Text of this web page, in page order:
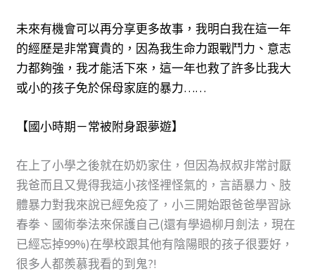
未來有機會可以再分享更多故事，我明白我在這一年
的經歷是非常寶貴的，因為我生命力跟戰鬥力、意志
力都夠強，我才能活下來，這一年也救了許多比我大
或小的孩子免於保母家庭的暴力……
【國小時期－常被附身跟夢遊】
在上了小學之後就在奶奶家住，但因為叔叔非常討厭
我爸而且又覺得我這小孩怪裡怪氣的，言語暴力、肢
體暴力對我來說已經免疫了，小三開始跟爸爸學習詠
春拳、國術拳法來保護自己(還有學過柳月劍法，現在
已經忘掉99%)在學校跟其他有陰陽眼的孩子很要好，
很多人都羨慕我看的到鬼?!